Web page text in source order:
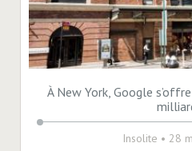
À New York, Google
Insolite • 28